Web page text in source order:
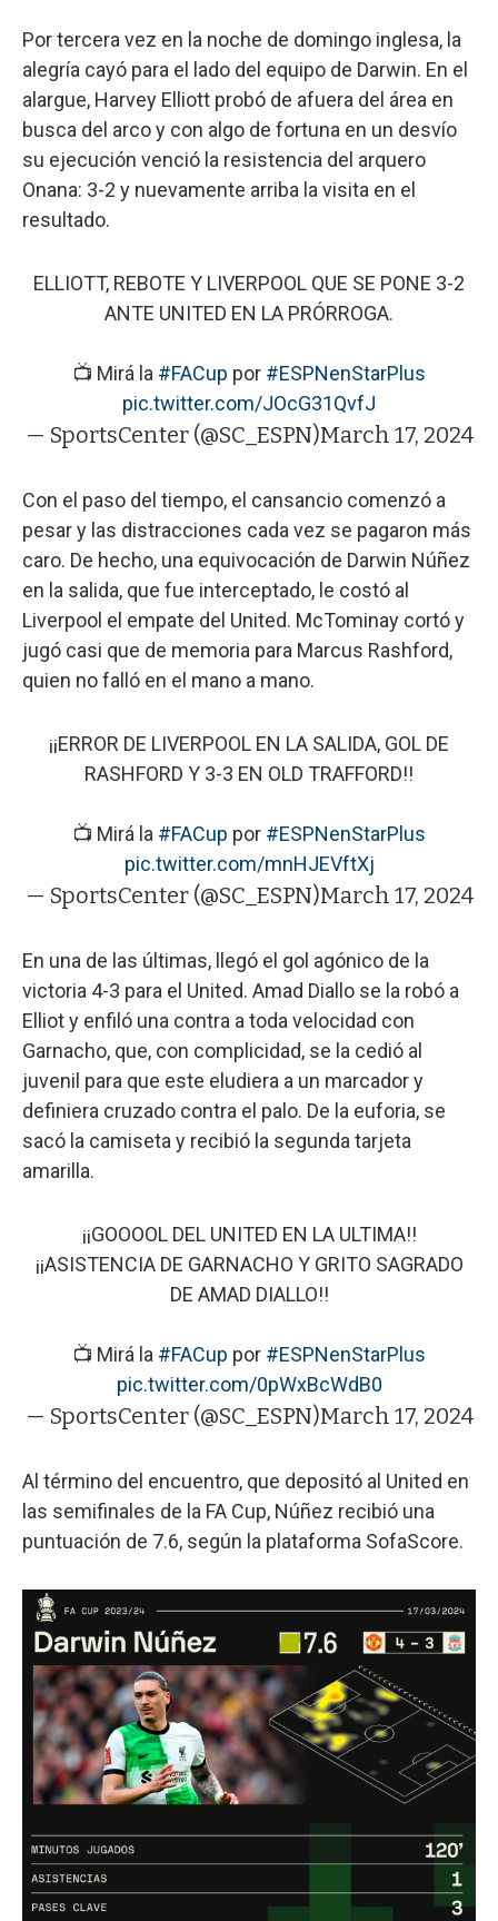
Por tercera vez en la noche de domingo inglesa, la
alegría cayó para el lado del equipo de Darwin. En el
alargue, Harvey Elliott probó de afuera del área en
busca del arco y con algo de fortuna en un desvío
su ejecución venció la resistencia del arquero
Onana: 3-2 y nuevamente arriba la visita en el
resultado.
ELLIOTT, REBOTE Y LIVERPOOL QUE SE PONE 3-2
ANTE UNITED EN LA PRÓRROGA.
📺 Mirá la #FACup por #ESPNenStarPlus
pic.twitter.com/JOcG31QvfJ
— SportsCenter (@SC_ESPN)March 17, 2024
Con el paso del tiempo, el cansancio comenzó a
pesar y las distracciones cada vez se pagaron más
caro. De hecho, una equivocación de Darwin Núñez
en la salida, que fue interceptado, le costó al
Liverpool el empate del United. McTominay cortó y
jugó casi que de memoria para Marcus Rashford,
quien no falló en el mano a mano.
¡¡ERROR DE LIVERPOOL EN LA SALIDA, GOL DE
RASHFORD Y 3-3 EN OLD TRAFFORD!!
📺 Mirá la #FACup por #ESPNenStarPlus
pic.twitter.com/mnHJEVftXj
— SportsCenter (@SC_ESPN)March 17, 2024
En una de las últimas, llegó el gol agónico de la
victoria 4-3 para el United. Amad Diallo se la robó a
Elliot y enfiló una contra a toda velocidad con
Garnacho, que, con complicidad, se la cedió al
juvenil para que este eludiera a un marcador y
definiera cruzado contra el palo. De la euforia, se
sacó la camiseta y recibió la segunda tarjeta
amarilla.
¡¡GOOOOL DEL UNITED EN LA ULTIMA!!
¡¡ASISTENCIA DE GARNACHO Y GRITO SAGRADO
DE AMAD DIALLO!!
📺 Mirá la #FACup por #ESPNenStarPlus
pic.twitter.com/0pWxBcWdB0
— SportsCenter (@SC_ESPN)March 17, 2024
Al término del encuentro, que depositó al United en
las semifinales de la FA Cup, Núñez recibió una
puntuación de 7.6, según la plataforma SofaScore.